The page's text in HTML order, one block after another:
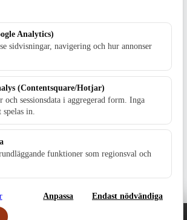
grundat 1991 som sedan 2002 ger
och 2010 lanserades Värnamo.nu. Från
Skillingaryd.nu tre kommuner: Gnosjö,
och Vaggeryds kommun.
Kontakta oss
redaktionen@skillingaryd.nu
Gisslaköp 1, 568 92 Skillingaryd
Analytics)
sidvisningar, navigering och hur annonser
(Contentsquare/Hotjar)
och sessionsdata i aggregerad form. Inga
in.
funktioner som regionsval och
Anpassa Endast nödvändiga